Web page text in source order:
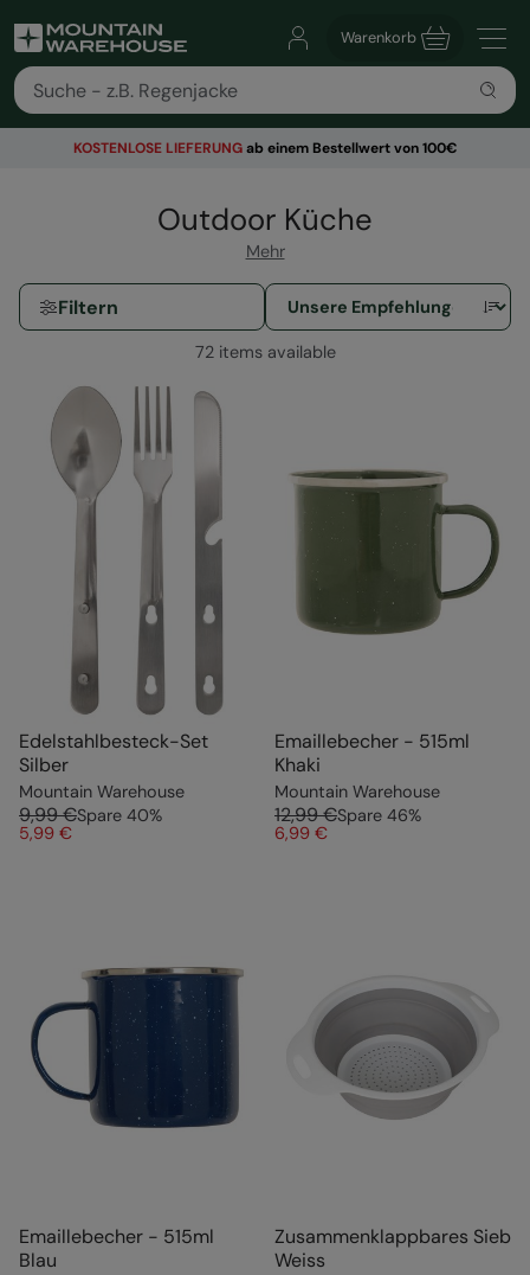
Warenkorb
KOSTENLOSE LIEFERUNGab einem Bestellwert von 100€
Outdoor Küche
Mehr
Filtern
72 items available
Edelstahlbesteck-Set
Silber
Mountain Warehouse
9,99 €Spare 40%
5,99 €
Emaillebecher - 515ml
Khaki
Mountain Warehouse
12,99 €Spare 46%
6,99 €
Emaillebecher - 515ml
Blau
Zusammenklappbares Sieb
Weiss